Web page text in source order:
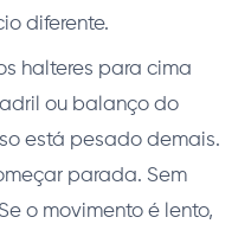
diferente.
halteres para cima
ou balanço do
está pesado demais.
parada. Sem
o movimento é lento,